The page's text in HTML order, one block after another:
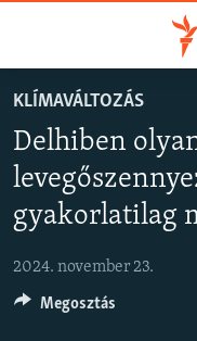
Akadálymentes
Ugrás
oldalra
Ugrás
AKTUÁLIS
PODCASTOK
VIDEÓK
ELEMZŐ
NER15
KLÍMAVÁLTOZÁS
Delhiben
gyakorlatilag
2024. november 23.
Megosztás